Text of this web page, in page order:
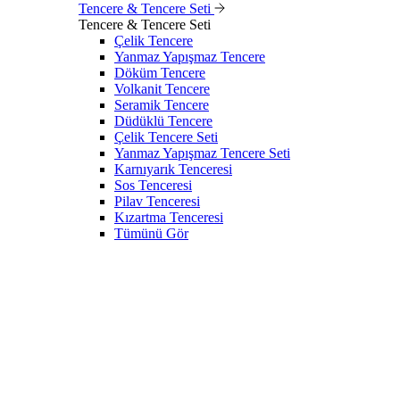
Tencere & Tencere Seti
Tencere & Tencere Seti
Çelik Tencere
Yanmaz Yapışmaz Tencere
Döküm Tencere
Volkanit Tencere
Seramik Tencere
Düdüklü Tencere
Çelik Tencere Seti
Yanmaz Yapışmaz Tencere Seti
Karnıyarık Tenceresi
Sos Tenceresi
Pilav Tenceresi
Kızartma Tenceresi
Tümünü Gör